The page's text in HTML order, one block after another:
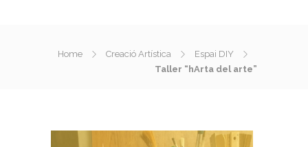
Home Creació Artística
Espai DIY
Taller “hArta del arte”